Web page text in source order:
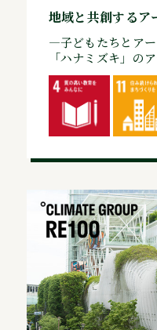
地域と共創するア
—子どもたちとア
「ハナミズキ」の